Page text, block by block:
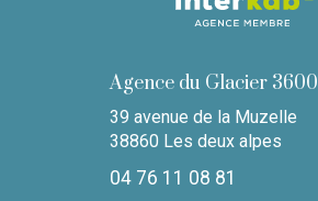
Agence du Glacier 3600
39 avenue de la Muzelle
38860 Les deux alpes
04 76 11 08 81